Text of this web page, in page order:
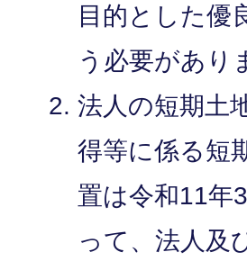
目的とした優
う必要があり
法人の短期土
得等に係る短
置は令和11年
って、法人及